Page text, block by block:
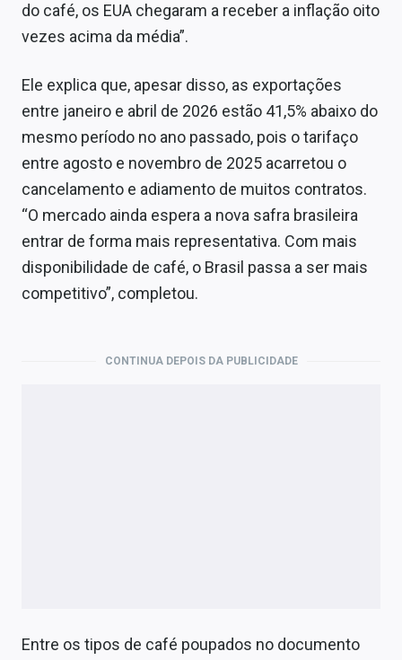
do café, os EUA chegaram a receber a inflação oito
vezes acima da média”.
Ele explica que, apesar disso, as exportações
entre janeiro e abril de 2026 estão 41,5% abaixo do
mesmo período no ano passado, pois o tarifaço
entre agosto e novembro de 2025 acarretou o
cancelamento e adiamento de muitos contratos.
“O mercado ainda espera a nova safra brasileira
entrar de forma mais representativa. Com mais
disponibilidade de café, o Brasil passa a ser mais
competitivo”, completou.
CONTINUA DEPOIS DA PUBLICIDADE
Entre os tipos de café poupados no documento